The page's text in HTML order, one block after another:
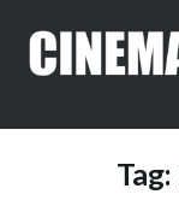
contenuto
Tag: